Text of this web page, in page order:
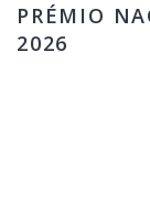
PRÉMIO
2026